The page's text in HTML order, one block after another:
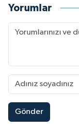
Yorumlar
Gönder